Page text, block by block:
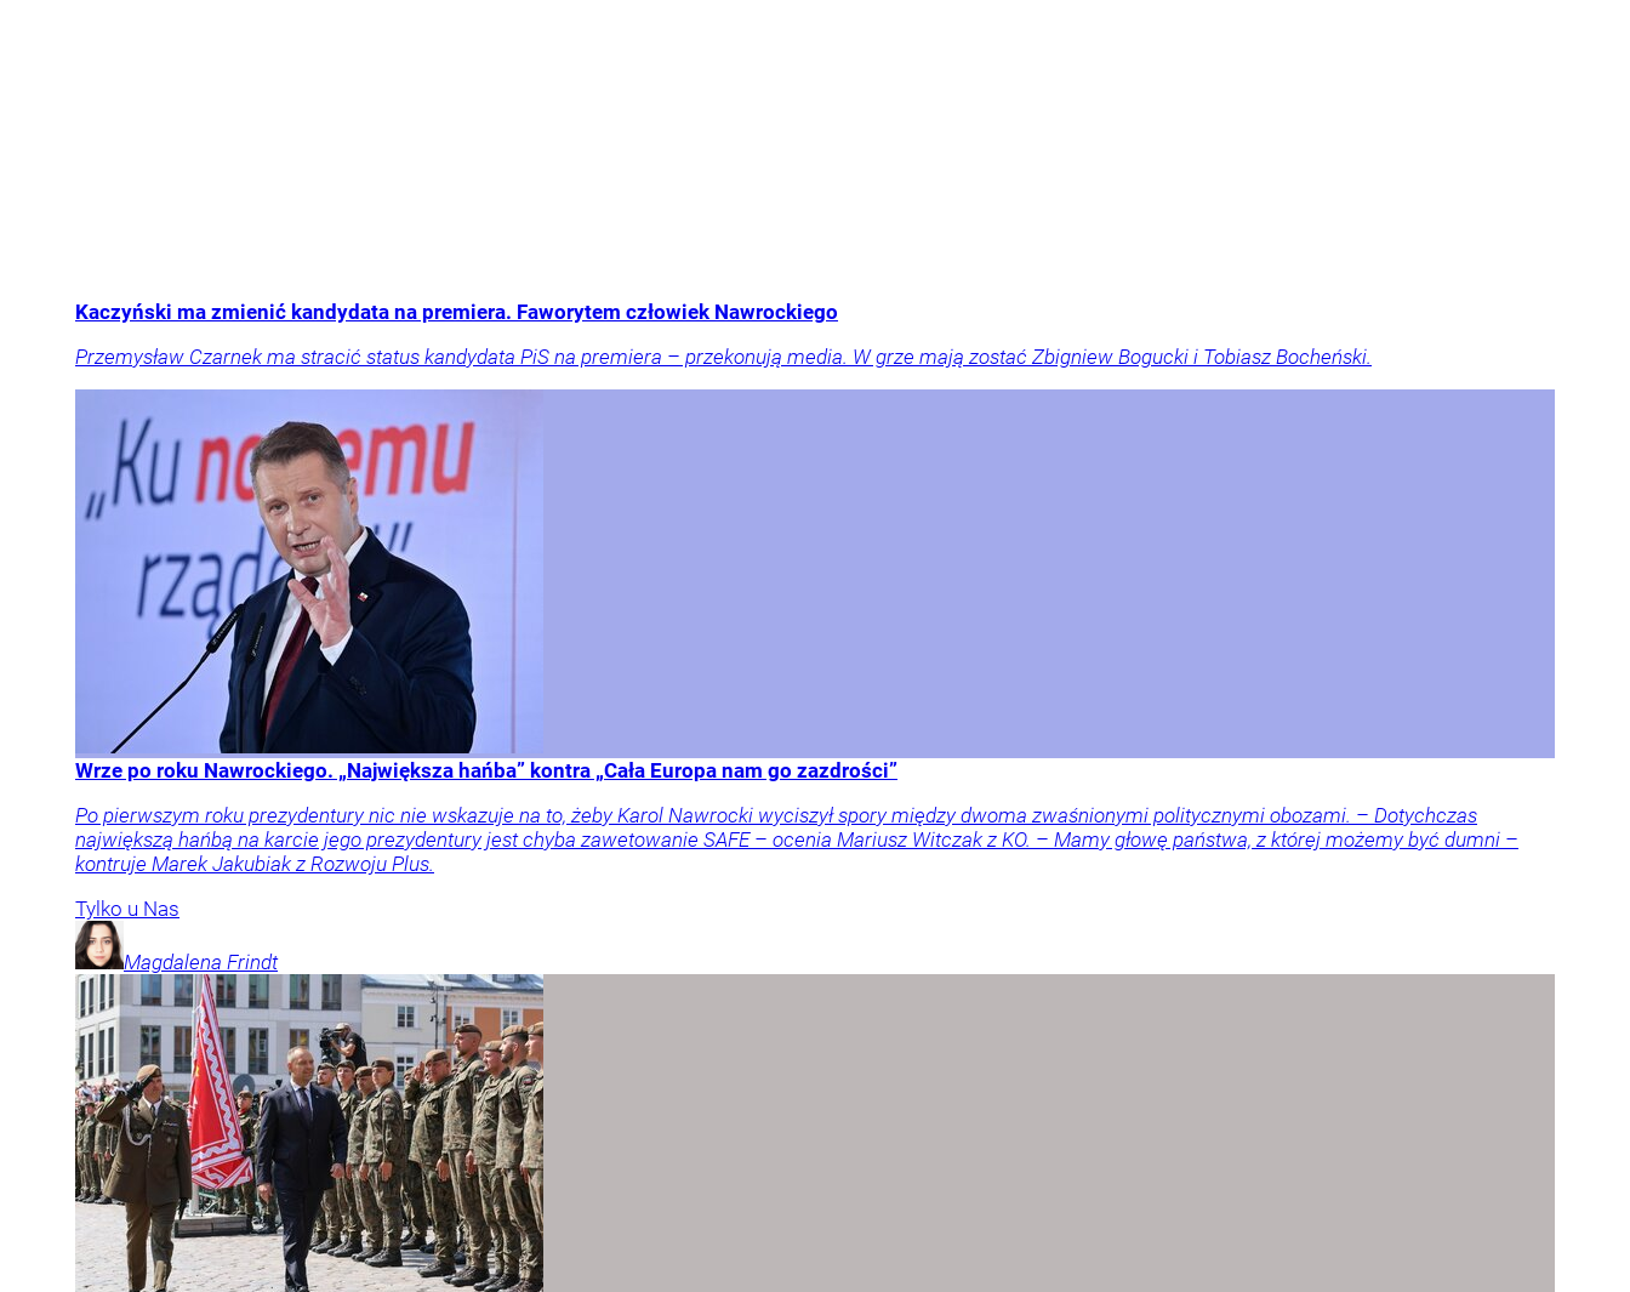
Kaczyński ma zmienić kandydata na premiera. Faworytem człowiek Nawrockiego
Przemysław Czarnek ma stracić status kandydata PiS na premiera – przekonują media. W grze mają zostać Zbigniew Bogucki i Tobiasz Bocheński.
Wrze po roku Nawrockiego. „Największa hańba” kontra „Cała Europa nam go zazdrości”
Po pierwszym roku prezydentury nic nie wskazuje na to, żeby Karol Nawrocki wyciszył spory między dwoma zwaśnionymi politycznymi obozami. – Dotychczas
największą hańbą na karcie jego prezydentury jest chyba zawetowanie SAFE – ocenia Mariusz Witczak z KO. – Mamy głowę państwa, z której możemy być dumni –
kontruje Marek Jakubiak z Rozwoju Plus.
Tylko u Nas
Magdalena Frindt